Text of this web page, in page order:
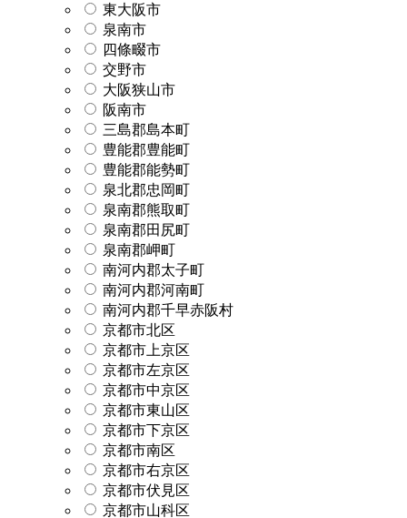
東大阪市
泉南市
四條畷市
交野市
大阪狭山市
阪南市
三島郡島本町
豊能郡豊能町
豊能郡能勢町
泉北郡忠岡町
泉南郡熊取町
泉南郡田尻町
泉南郡岬町
南河内郡太子町
南河内郡河南町
南河内郡千早赤阪村
京都市北区
京都市上京区
京都市左京区
京都市中京区
京都市東山区
京都市下京区
京都市南区
京都市右京区
京都市伏見区
京都市山科区